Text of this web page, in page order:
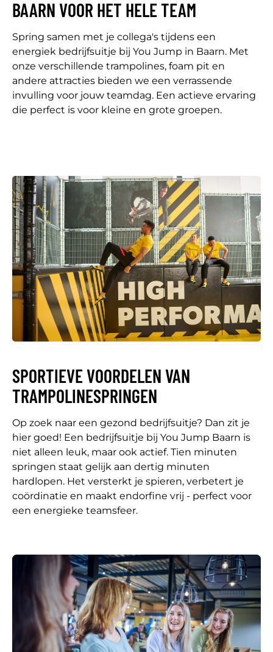
BAARN VOOR HET HELE TEAM
Spring samen met je collega's tijdens een
energiek bedrijfsuitje bij You Jump in Baarn. Met
onze verschillende trampolines, foam pit en
andere attracties bieden we een verrassende
invulling voor jouw teamdag. Een actieve ervaring
die perfect is voor kleine en grote groepen.
SPORTIEVE VOORDELEN VAN
TRAMPOLINESPRINGEN
Op zoek naar een gezond bedrijfsuitje? Dan zit je
hier goed! Een bedrijfsuitje bij You Jump Baarn is
niet alleen leuk, maar ook actief. Tien minuten
springen staat gelijk aan dertig minuten
hardlopen. Het versterkt je spieren, verbetert je
coördinatie en maakt endorfine vrij - perfect voor
een energieke teamsfeer.